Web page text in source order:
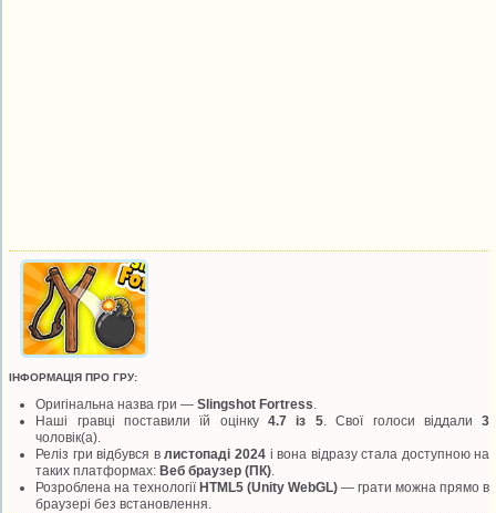
ІНФОРМАЦІЯ ПРО ГРУ:
Оригінальна назва гри —Slingshot Fortress
Наші гравці поставили їй оцінку4.7 із 5. Свої голоси віддали3
чоловік(а).
Реліз гри відбувся влистопаді 2024і вона відразу стала доступною на
таких платформах:Веб браузер (ПК)
Розроблена на технологіїHTML5 (Unity WebGL) — грати можна прямо в
браузері без встановлення.